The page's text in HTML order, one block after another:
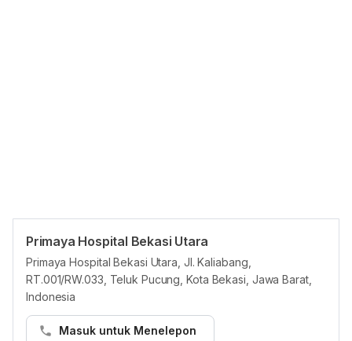
Primaya Hospital Bekasi Utara
Primaya Hospital Bekasi Utara, Jl. Kaliabang,
RT.001/RW.033, Teluk Pucung, Kota Bekasi, Jawa Barat,
Indonesia
Masuk untuk Menelepon
Jam reguler
Senin 08:00 - 23:00
Rabu